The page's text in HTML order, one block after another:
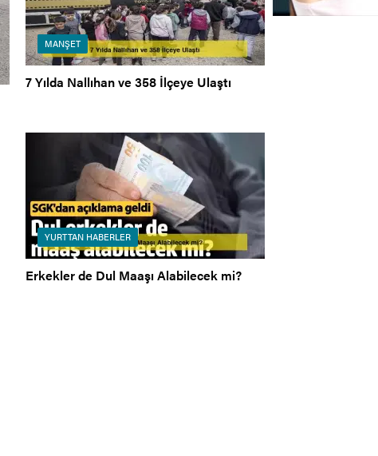
MANŞET
7 Yılda Nallıhan ve 358 İlçeye Ulaştı
YURTTAN HABERLER
Erkekler de Dul Maaşı Alabilecek mi?